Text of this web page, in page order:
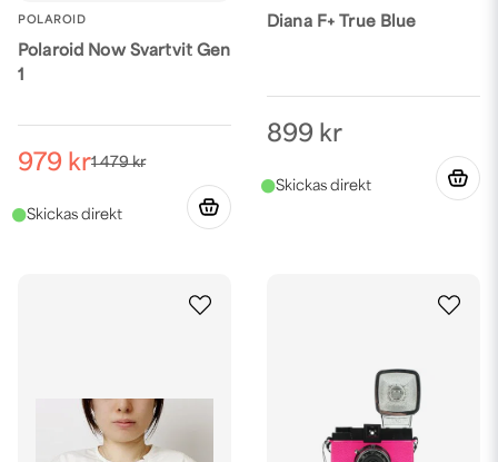
POLAROID
Polaroid Now Svartvit Gen
1
1 479 kr
979 kr
Diana F+ True Blue
899 kr